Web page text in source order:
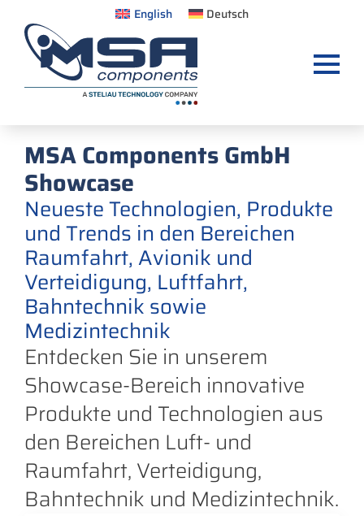
English Deutsch
MSA Components GmbH
Showcase
Neueste Technologien, Produkte
und Trends in den Bereichen
Raumfahrt, Avionik und
Verteidigung, Luftfahrt,
Bahntechnik sowie
Medizintechnik
Entdecken Sie in unserem
Showcase-Bereich innovative
Produkte und Technologien aus
den Bereichen Luft- und
Raumfahrt, Verteidigung,
Bahntechnik und Medizintechnik.